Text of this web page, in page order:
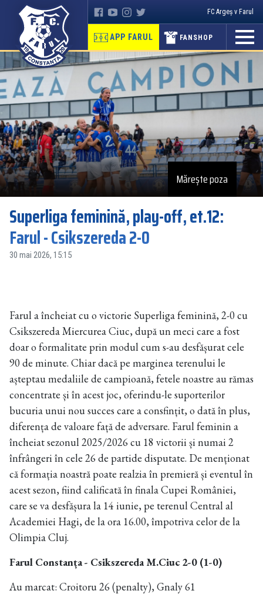
FC Argeș v Farul
APP FARUL FANSHOP
Mărește poza
Superliga feminină, play-off, et.12:
Farul - Csikszereda 2-0
30 mai 2026, 15:15
Farul a încheiat cu o victorie Superliga feminină, 2-0 cu
Csikszereda Miercurea Ciuc, după un meci care a fost
doar o formalitate prin modul cum s-au desfășurat cele
90 de minute. Chiar dacă pe marginea terenului le
așteptau medaliile de campioană, fetele noastre au rămas
concentrate și în acest joc, oferindu-le suporterilor
bucuria unui nou succes care a consfințit, o dată în plus,
diferența de valoare față de adversare. Farul feminin a
încheiat sezonul 2025/2026 cu 18 victorii și numai 2
înfrângeri în cele 26 de partide disputate. De menționat
că formația noastră poate realzia în premieră și eventul în
acest sezon, fiind calificată în finala Cupei României,
care se va desfășura la 14 iunie, pe terenul Central al
Academiei Hagi, de la ora 16.00, împotriva celor de la
Olimpia Cluj.
Farul Constanța - Csikszereda M.Ciuc 2-0 (1-0)
Au marcat: Croitoru 26 (penalty), Gnaly 61